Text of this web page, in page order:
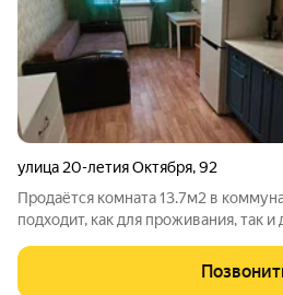
улица 20-летия Октября,92
Продаётся комната 13.7м2 в
подходит, как для проживания, так и
ВЛЮБИТЕСЬ !!! Отличное
"Цирка" и ТЦ" Европа".